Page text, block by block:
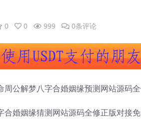
0 0 999 0条评论
周公解梦八字合婚姻缘预测网站源码
合婚姻缘猜测网站源码全修正版对接